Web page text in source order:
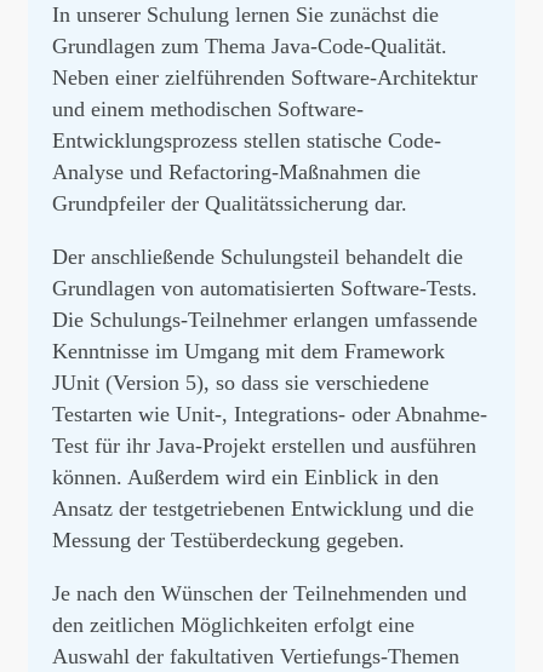
In unserer Schulung lernen Sie zunächst die
Grundlagen zum Thema Java-Code-Qualität.
Neben einer zielführenden Software-Architektur
und einem methodischen Software-
Entwicklungsprozess stellen statische Code-
Analyse und Refactoring-Maßnahmen die
Grundpfeiler der Qualitätssicherung dar.
Der anschließende Schulungsteil behandelt die
Grundlagen von automatisierten Software-Tests.
Die Schulungs-Teilnehmer erlangen umfassende
Kenntnisse im Umgang mit dem Framework
JUnit (Version 5), so dass sie verschiedene
Testarten wie Unit-, Integrations- oder Abnahme-
Test für ihr Java-Projekt erstellen und ausführen
können. Außerdem wird ein Einblick in den
Ansatz der testgetriebenen Entwicklung und die
Messung der Testüberdeckung gegeben.
Je nach den Wünschen der Teilnehmenden und
den zeitlichen Möglichkeiten erfolgt eine
Auswahl der fakultativen Vertiefungs-Themen